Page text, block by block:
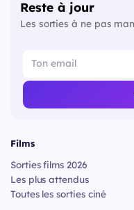
Reste à jour
Les sorties à ne pas
Films
Sorties films 2026
Les plus attendus
Toutes les sorties ciné